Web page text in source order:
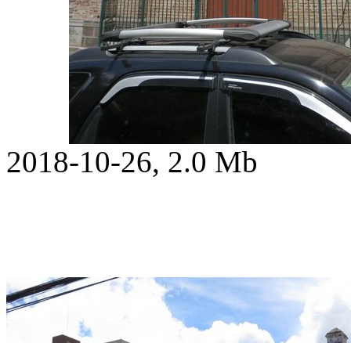
2018-10-26, 2.0 Mb